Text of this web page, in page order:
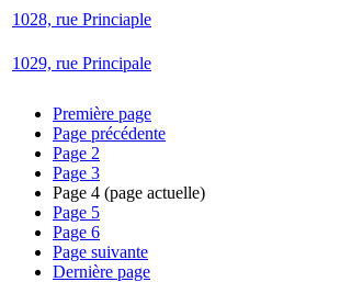
1028, rue Princiaple
1029, rue Principale
Première page
Page précédente
Page 2
Page 3
Page 4 (page actuelle)
Page 5
Page 6
Page suivante
Dernière page